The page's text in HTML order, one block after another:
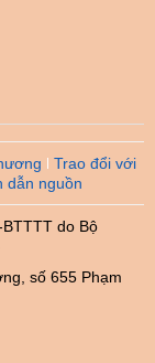
Trao đổi với
dẫn nguồn
do Bộ
số 655 Phạm